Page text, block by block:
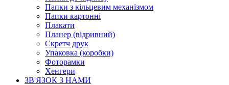
Папки з кільцевим механізмом
Папки картонні
Плакати
Планер (відривний)
Скретч друк
Упаковка (коробки)
Фоторамки
Хенгери
ЗВ'ЯЗОК З НАМИ